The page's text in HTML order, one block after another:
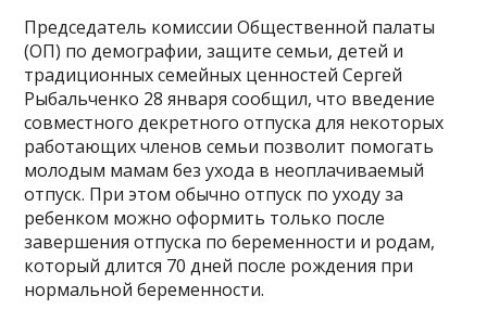
Председатель комиссии Общественной палаты
(ОП) по демографии, защите семьи, детей и
традиционных семейных ценностей Сергей
Рыбальченко 28 января сообщил, что введение
совместного декретного отпуска для некоторых
работающих членов семьи позволит помогать
молодым мамам без ухода в неоплачиваемый
отпуск. При этом обычно отпуск по уходу за
ребенком можно оформить только после
завершения отпуска по беременности и родам,
который длится 70 дней после рождения при
нормальной беременности.